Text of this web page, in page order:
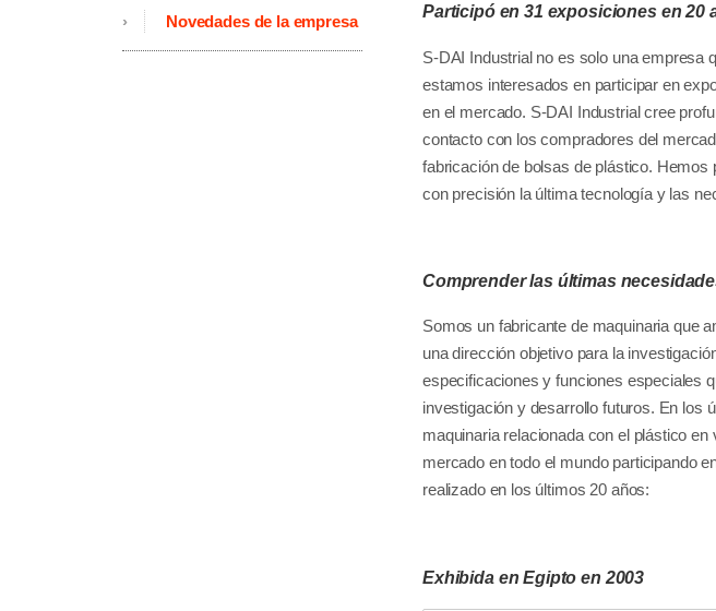
Novedades de la empresa
Participó en 31 exposiciones en 20
S-DAI Industrial no es solo una empresa
estamos interesados ​​en participar en
en el mercado. S-DAI Industrial cree
contacto con los compradores del
fabricación de bolsas de plástico.
con precisión la última tecnología y las
Comprender las últimas
Somos un fabricante de maquinaria que
una dirección objetivo para la
especificaciones y funciones especiales
investigación y desarrollo futuros. En los
maquinaria relacionada con el plástico
mercado en todo el mundo participando
realizado en los últimos 20 años:
Exhibida en Egipto en 2003